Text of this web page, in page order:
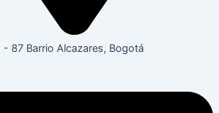
- 87 Barrio Alcazares, Bogotá